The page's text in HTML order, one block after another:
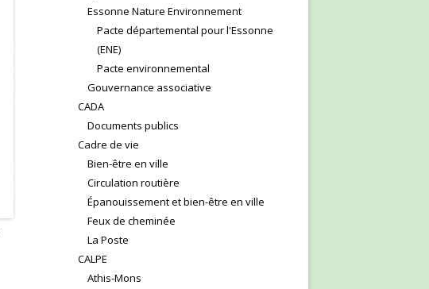
Essonne Nature Environnement
Pacte départemental pour l'Essonne
(ENE)
Pacte environnemental
Gouvernance associative
CADA
Documents publics
Cadre de vie
Bien-être en ville
Circulation routière
Épanouissement et bien-être en ville
Feux de cheminée
La Poste
CALPE
Athis-Mons